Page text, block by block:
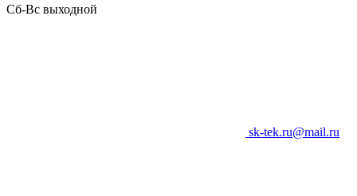
Сб-Вс выходной
sk-tek.ru@mail.ru